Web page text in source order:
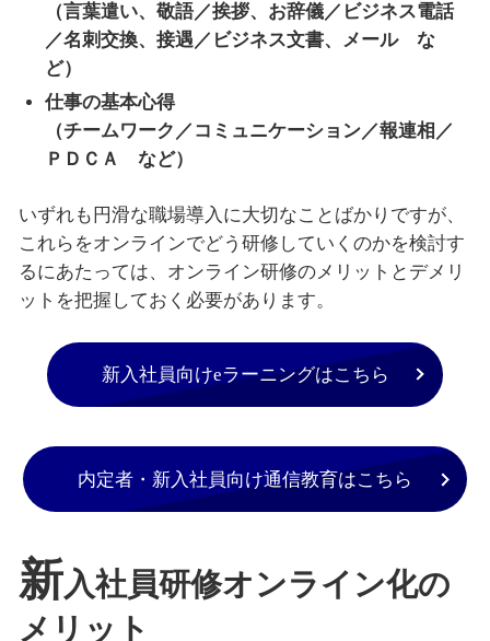
（言葉遣い、敬語／挨拶、お辞儀／ビジネス電話
／名刺交換、接遇／ビジネス文書、メール な
ど）
仕事の基本心得
（チームワーク／コミュニケーション／報連相／
ＰＤＣＡ など）
いずれも円滑な職場導入に大切なことばかりですが、
これらをオンラインでどう研修していくのかを検討す
るにあたっては、オンライン研修のメリットとデメリ
ットを把握しておく必要があります。
新入社員向けeラーニングはこちら
内定者・新入社員向け通信教育はこちら
新入社員研修オンライン化の
メリット